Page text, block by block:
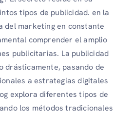
tipos de publicidad. en la
del marketing en constante
comprender el amplio
publicitarias. La publicidad
drásticamente, pasando de
a estrategias digitales
explora diferentes tipos de
los métodos tradicionales